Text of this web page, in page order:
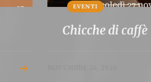
EVENTI
Chicche di caffè